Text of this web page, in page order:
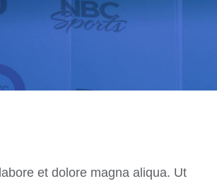
et dolore magna aliqua. Ut